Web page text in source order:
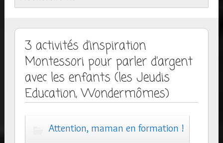
3 activités d’inspiration
Montessori pour parler d’argent
avec les enfants (les Jeudis
Education, Wondermômes)
Attention, maman en formation !